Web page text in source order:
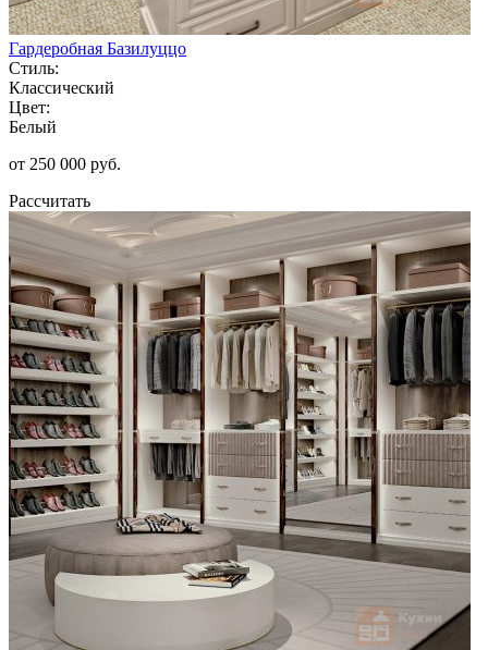
Гардеробная Базилуццо
Стиль:
Классический
Цвет:
Белый
от 250 000 руб.
Рассчитать